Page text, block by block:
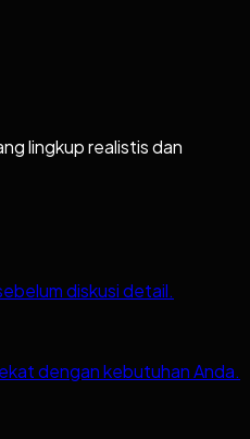
lingkup realistis dan
diskusi detail.
dengan kebutuhan Anda.